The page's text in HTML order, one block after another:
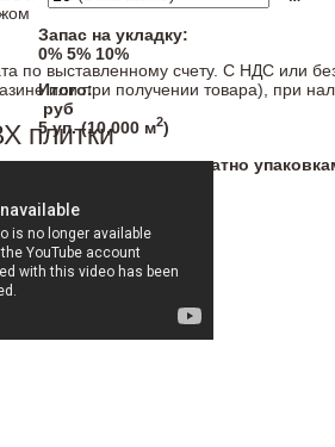
Запас на укладку:
0% 5% 10%
Итого:
руб
5уп. (10,000 м2)
продаются кратно
по выставленному счету. С НДС или
или при получении товара), при
плитки